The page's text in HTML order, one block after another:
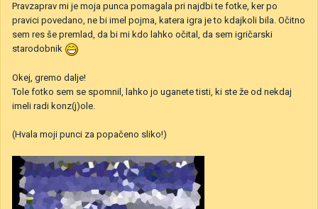
Pravzaprav mi je moja punca pomagala pri najdbi te fotke, ker po
pravici povedano, ne bi imel pojma, katera igra je to kdajkoli bila. Očitno
sem res še premlad, da bi mi kdo lahko očital, da sem igričarski
starodobnik
Okej, gremo dalje!
Tole fotko sem se spomnil, lahko jo uganete tisti, ki ste že od nekdaj
imeli radi konz(j)ole.
(Hvala moji punci za popačeno sliko!)